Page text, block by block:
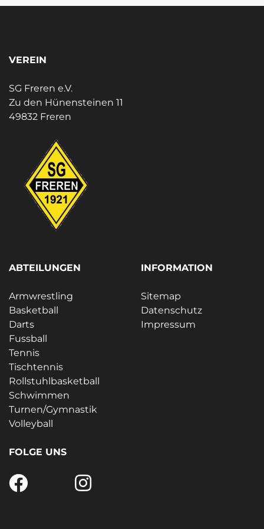
VEREIN
SG Freren e.V.
Zu den Hünensteinen 11
49832 Freren
ABTEILUNGEN
Armwrestling
Basketball
Darts
Fussball
Tennis
Tischtennis
Rollstuhlbasketball
Schwimmen
Turnen/Gymnastik
Volleyball
INFORMATION
Sitemap
Datenschutz
Impressum
FOLGE UNS